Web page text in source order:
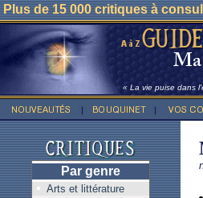
Plus de 15 000 critiques à
« La vie puise dans
Par genre
Arts et littérature